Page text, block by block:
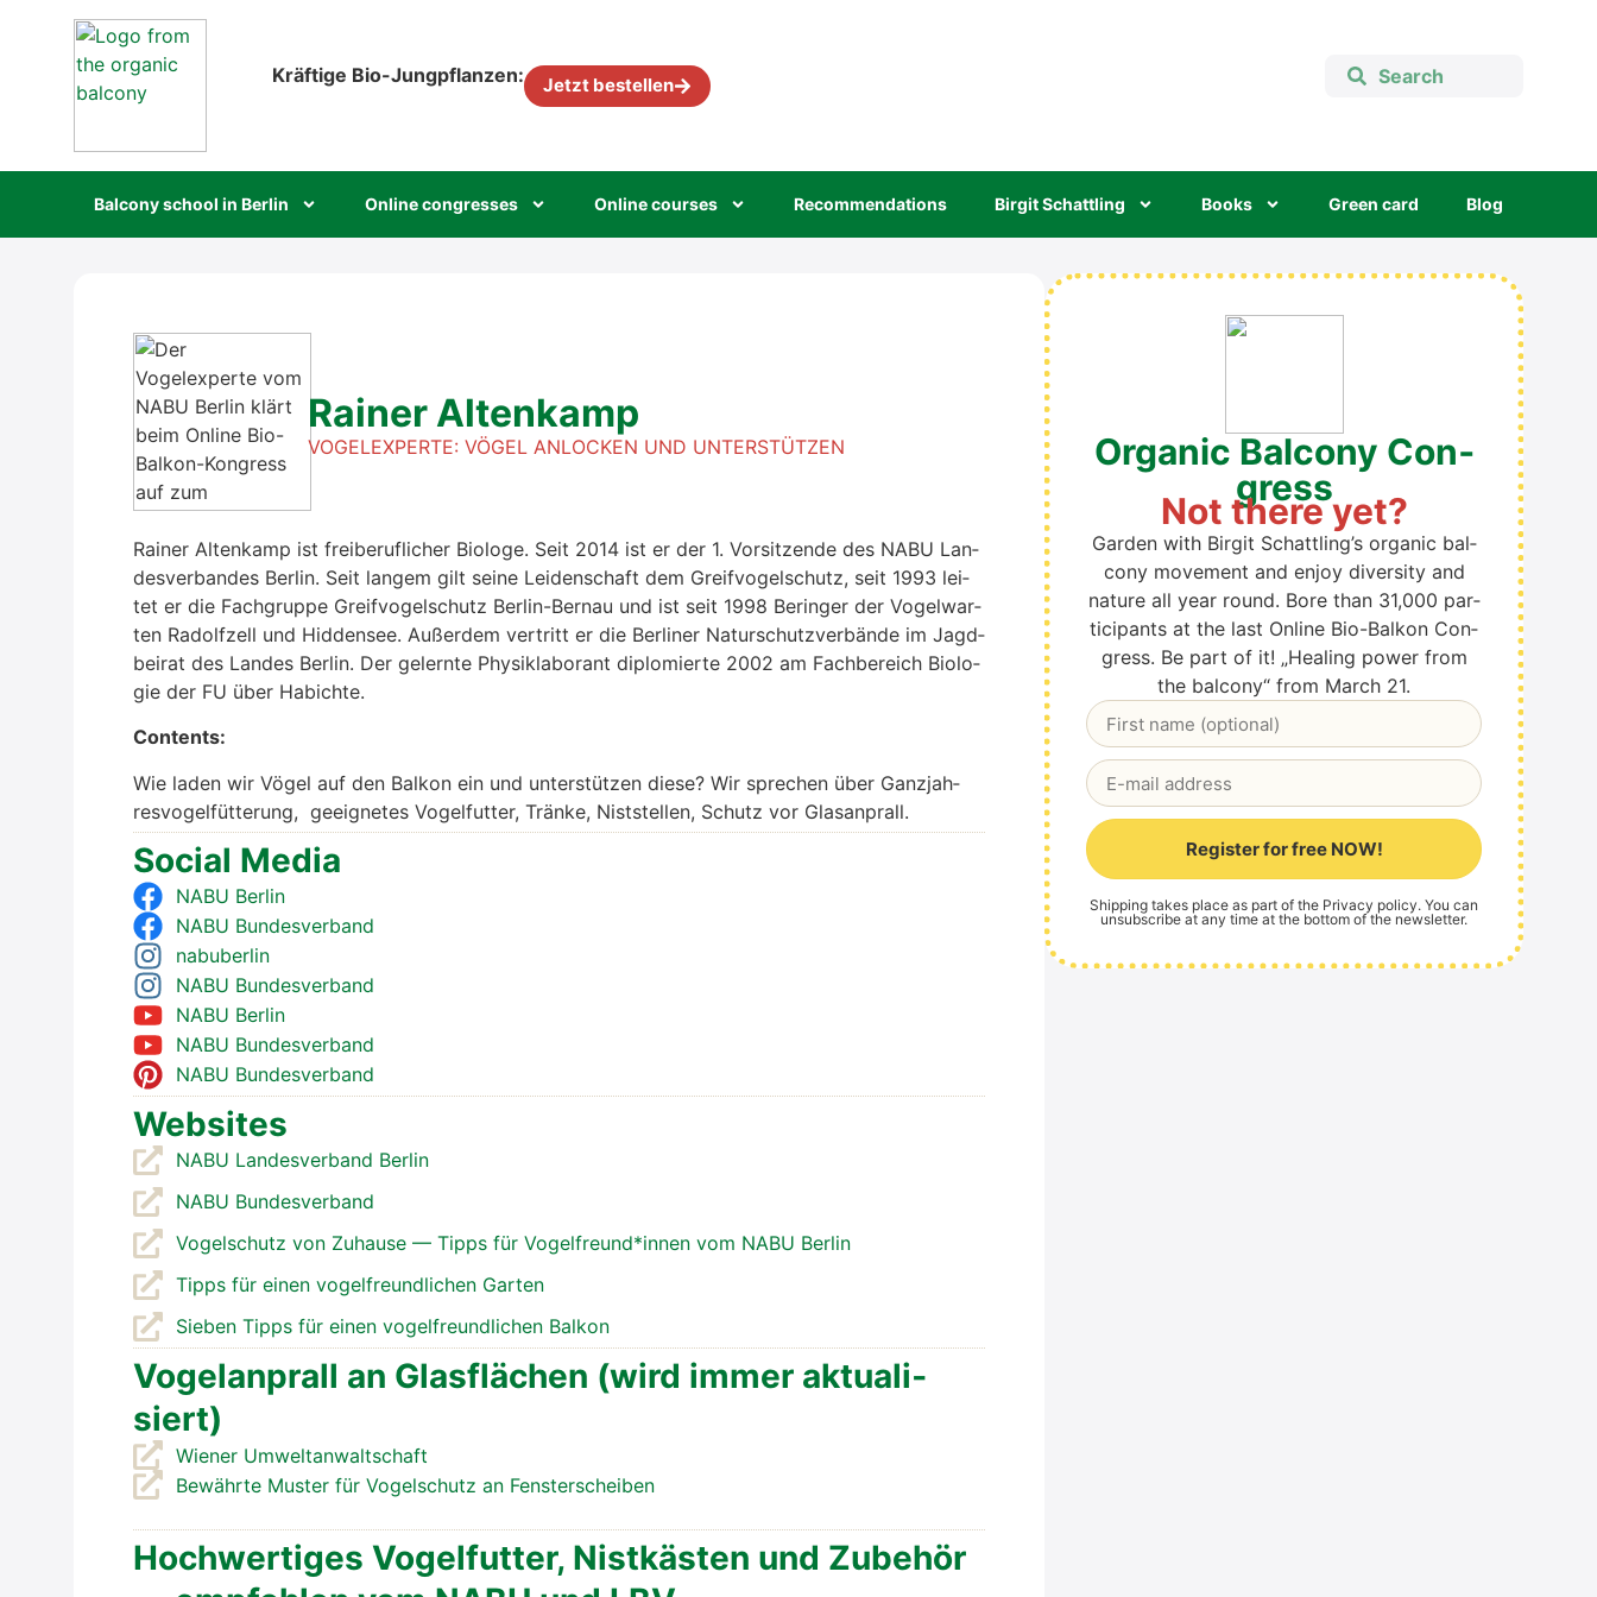
Kräf­ti­ge Bio-Jung­pflan­zen: Jetzt bestel­len
Bal­c­o­ny school in Ber­lin Online con­gres­ses Online cour­ses Recom­men­da­ti­ons Bir­git Schatt­ling Books Green card Blog
Rai­ner Alten­kamp
VOGEL­EX­PER­TE: VÖGEL ANLO­CKEN UND UNTER­STÜT­ZEN
Rai­ner Alten­kamp ist frei­be­ruf­li­cher Bio­lo­ge. Seit 2014 ist er der 1. Vor­sit­zen­de des NABU Lan­
des­ver­ban­des Ber­lin. Seit lan­gem gilt sei­ne Lei­den­schaft dem Greif­vo­gel­schutz, seit 1993 lei­
tet er die Fach­grup­pe Greif­vo­gel­schutz Ber­lin-Ber­nau und ist seit 1998 Berin­ger der Vogel­war­
ten Radolf­zell und Hid­den­see. Außer­dem ver­tritt er die Ber­li­ner Natur­schutz­ver­bän­de im Jagd­
bei­rat des Lan­des Ber­lin. Der gelern­te Phy­sik­la­bo­rant diplo­mier­te 2002 am Fach­be­reich Bio­lo­
gie der FU über Habich­te.
Con­tents:
Wie laden wir Vögel auf den Bal­kon ein und unter­stüt­zen die­se? Wir spre­chen über Ganz­jah­
res­vo­gel­füt­te­rung, geeig­ne­tes Vogel­fut­ter, Trän­ke, Nist­stel­len, Schutz vor Glas­an­prall.
Social Media
NABU Ber­lin
NABU Bun­des­ver­band
nabu­ber­lin
NABU Bun­des­ver­band
NABU Ber­lin
NABU Bun­des­ver­band
NABU Bun­des­ver­band
Web­sites
NABU Lan­des­ver­band Ber­lin
NABU Bun­des­ver­band
Vogel­schutz von Zuhau­se — Tipps für Vogelfreund*innen vom NABU Ber­lin
Tipps für einen vogel­freund­li­chen Gar­ten
Sie­ben Tipps für einen vogel­freund­li­chen Bal­kon
Vogel­an­prall an Glas­flä­chen (wird immer aktua­li­
siert)
Wie­ner Umwelt­an­walt­schaft
Bewähr­te Mus­ter für Vogel­schutz an Fens­ter­schei­ben
Hoch­wer­ti­ges Vogel­fut­ter, Nist­käs­ten und Zube­hör
Orga­nic Bal­c­o­ny Con­
gress
Not the­re yet?
Gar­den with Bir­git Schattling’s orga­nic bal­
c­o­ny move­ment and enjoy diver­si­ty and
natu­re all year round. Bore than 31,000 par­
ti­ci­pan­ts at the last Online Bio-Bal­kon Con­
gress. Be part of it! „Heal­ing power from
the bal­c­o­ny“ from March 21.
Register for free NOW!
Ship­ping takes place as part of the Pri­va­cy poli­cy. You can
unsub­scri­be at any time at the bot­tom of the news­let­ter.